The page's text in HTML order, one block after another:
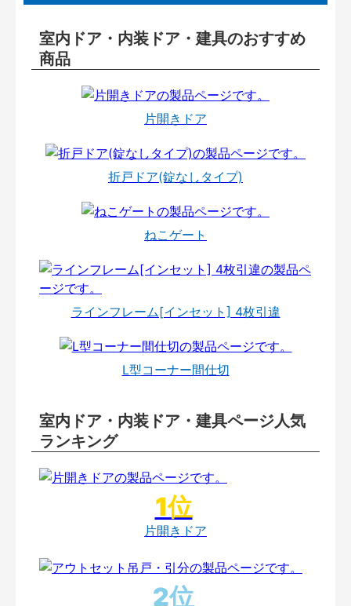
室内ドア・内装ドア・建具のおすすめ
商品
片開きドア
折戸ドア(錠なしタイプ)
ねこゲート
ラインフレーム[インセット] 4枚引違
L型コーナー間仕切
室内ドア・内装ドア・建具ページ人気
ランキング
片開きドア